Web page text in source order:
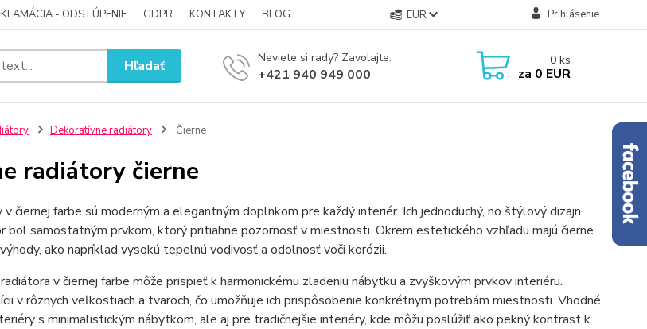
- ODSTÚPENIE GDPR KONTAKTY BLOG EUR Prihlásenie
Hľadať Neviete si rady? Zavolajte.
+421 940 949 000
0 ks
za 0 EUR
Dekoratívne radiátory Čierne
radiátory čierne
čiernej farbe sú moderným a elegantným doplnkom pre každý interiér. Ich jednoduchý, no štýlový dizajn
bol samostatným prvkom, ktorý pritiahne pozornosť v miestnosti. Okrem estetického vzhľadu majú čierne
ako napríklad vysokú tepelnú vodivosť a odolnosť voči korózii.
v čiernej farbe môže prispieť k harmonickému zladeniu nábytku a zvyškovým prvkov interiéru.
v rôznych veľkostiach a tvaroch, čo umožňuje ich prispôsobenie konkrétnym potrebám miestnosti. Vhodné
s minimalistickým nábytkom, ale aj pre tradičnejšie interiéry, kde môžu poslúžiť ako pekný kontrast k